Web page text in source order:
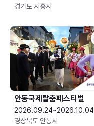
경기도 시흥시
안동국제탈춤페스티벌
2026.09.24~2026.10.04
경상북도 안동시